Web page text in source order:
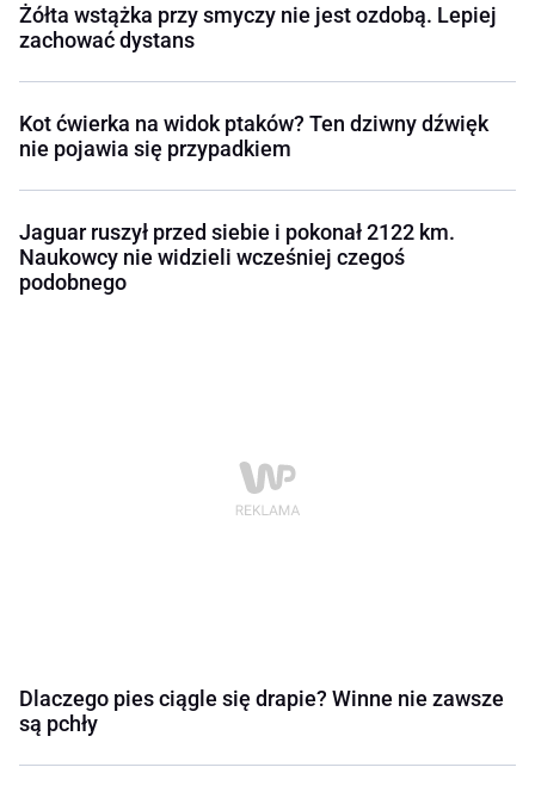
Żółta wstążka przy smyczy nie jest ozdobą. Lepiej
zachować dystans
Kot ćwierka na widok ptaków? Ten dziwny dźwięk
nie pojawia się przypadkiem
Jaguar ruszył przed siebie i pokonał 2122 km.
Naukowcy nie widzieli wcześniej czegoś
podobnego
Dlaczego pies ciągle się drapie? Winne nie zawsze
są pchły